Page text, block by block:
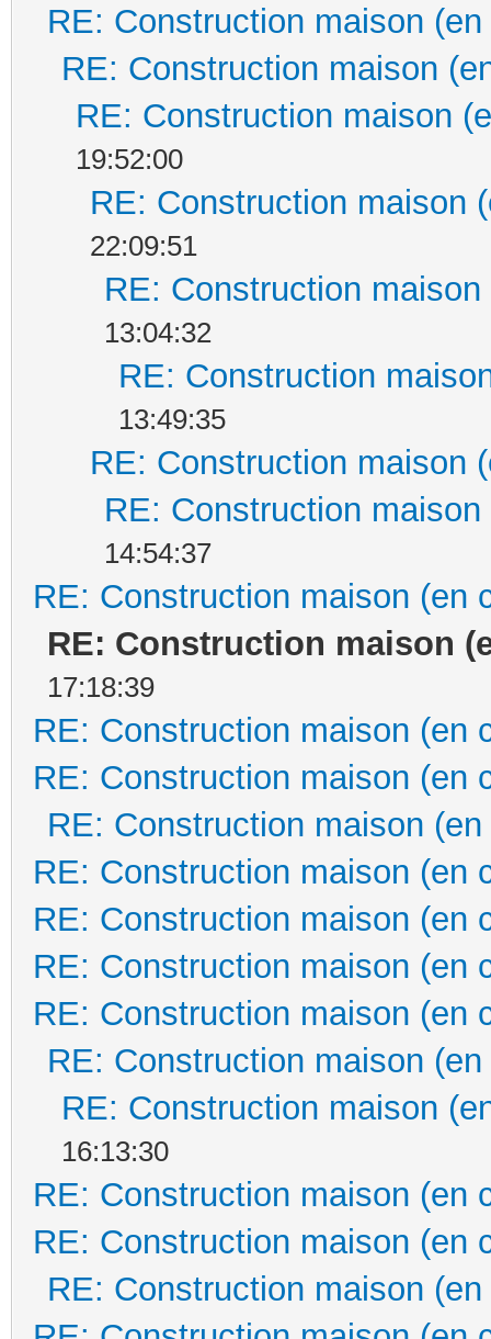
RE: Construction maison
RE: Construction maison
RE: Construction maison
19:52:00
RE: Construction maison
22:09:51
RE: Construction
13:04:32
RE: Construction
13:49:35
RE: Construction maison
RE: Construction
14:54:37
RE: Construction maison (en
RE: Construction maison
17:18:39
RE: Construction maison (en
RE: Construction maison (en
RE: Construction maison
RE: Construction maison (en
RE: Construction maison (en
RE: Construction maison (en
RE: Construction maison (en
RE: Construction maison
RE: Construction maison
16:13:30
RE: Construction maison (en
RE: Construction maison (en
RE: Construction maison